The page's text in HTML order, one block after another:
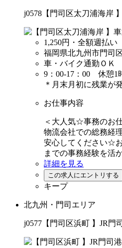
j0578【門司区太刀浦海岸
1,250円 ・全額週払
福岡県北九州市門司
車・バイク通勤ＯＫ
9：00-17：00 休憩
＊月末月初に残業が
お仕事内容
＜大人気☆事務のお
物流会社での総務経
安心してください☆
までの事務経験を活
詳細を見る
キープ
北九州・門司エリア
j0577【門司区浜町 】JR